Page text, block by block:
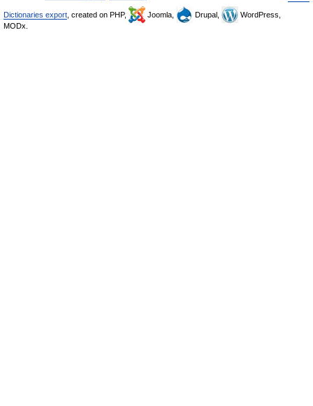
Dictionaries export , created on PHP, Joomla, Drupal,
WordPress,
MODx.